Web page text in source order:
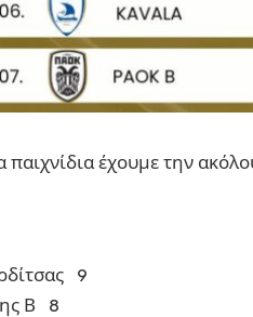
έχουμε την
9
Β 8